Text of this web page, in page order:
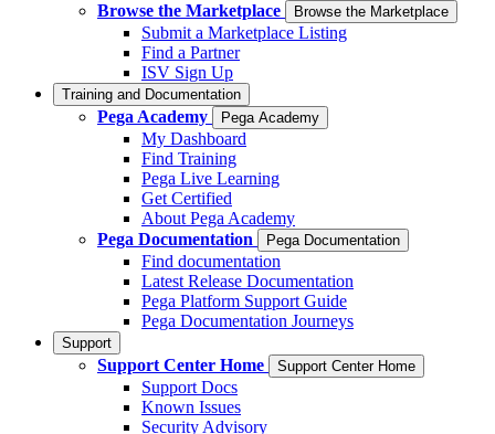
Browse the Marketplace
Browse the Marketplace
Submit a Marketplace Listing
Find a Partner
ISV Sign Up
Training and Documentation
Pega Academy Pega Academy
My Dashboard
Find Training
Pega Live Learning
Get Certified
About Pega Academy
Pega Documentation
Pega Documentation
Find documentation
Latest Release Documentation
Pega Platform Support Guide
Pega Documentation Journeys
Support
Support Center Home Support Center Home
Support Docs
Known Issues
Security Advisory